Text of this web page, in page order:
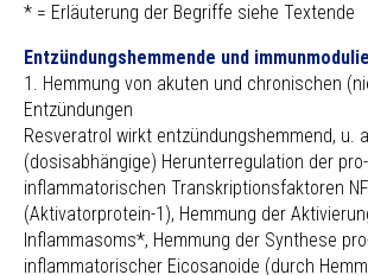
* = Erläuterung der Begriffe siehe Textende
Entzündungshemmende und
1. Hemmung von akuten und chronischen
Entzündungen
Resveratrol wirkt entzündungshemmend, u.
(dosisabhängige) Herunterregulation der pro-
inflammatorischen Transkriptionsfaktoren
(Aktivatorprotein-1), Hemmung der
Inflammasoms*, Hemmung der Synthese
inflammatorischer Eicosanoide (durch